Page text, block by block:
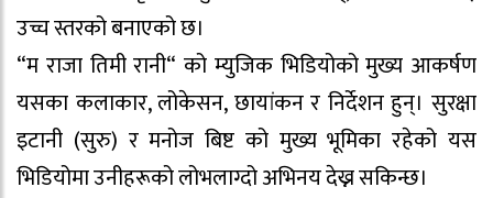
उच्च स्तरको बनाएको छ।
“म राजा तिमी रानी“ को म्युजिक भिडियोको मुख्य आकर्षण
यसका कलाकार, लोकेसन, छायांकन र निर्देशन हुन्। सुरक्षा
इटानी (सुरु) र मनोज बिष्ट को मुख्य भूमिका रहेको यस
भिडियोमा उनीहरूको लोभलाग्दो अभिनय देख्न सकिन्छ।